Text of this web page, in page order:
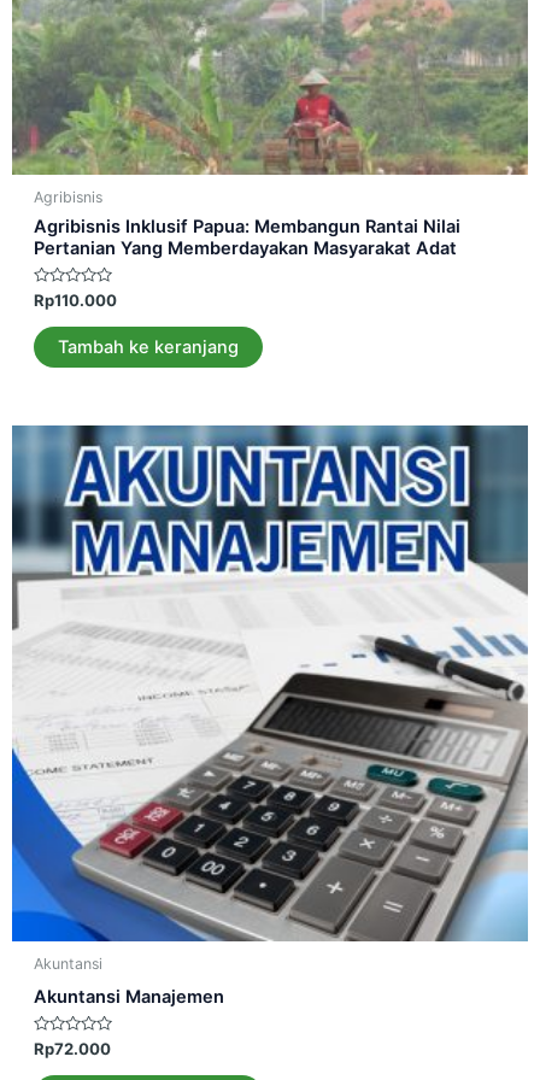
Agribisnis
Agribisnis Inklusif Papua: Membangun Rantai Nilai
Pertanian Yang Memberdayakan Masyarakat Adat
Dinilai
0
dari
5
Rp110.000
Tambah ke keranjang
Akuntansi
Akuntansi Manajemen
Dinilai
0
dari
Rp72.000